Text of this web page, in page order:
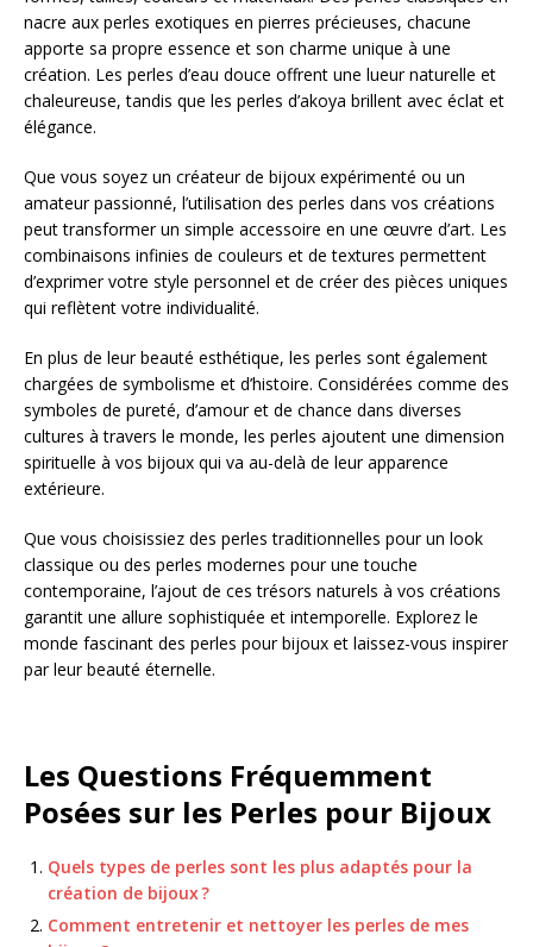
nacre aux perles exotiques en pierres précieuses, chacune
apporte sa propre essence et son charme unique à une
création. Les perles d’eau douce offrent une lueur naturelle et
chaleureuse, tandis que les perles d’akoya brillent avec éclat et
élégance.
Que vous soyez un créateur de bijoux expérimenté ou un
amateur passionné, l’utilisation des perles dans vos créations
peut transformer un simple accessoire en une œuvre d’art. Les
combinaisons infinies de couleurs et de textures permettent
d’exprimer votre style personnel et de créer des pièces uniques
qui reflètent votre individualité.
En plus de leur beauté esthétique, les perles sont également
chargées de symbolisme et d’histoire. Considérées comme des
symboles de pureté, d’amour et de chance dans diverses
cultures à travers le monde, les perles ajoutent une dimension
spirituelle à vos bijoux qui va au-delà de leur apparence
extérieure.
Que vous choisissiez des perles traditionnelles pour un look
classique ou des perles modernes pour une touche
contemporaine, l’ajout de ces trésors naturels à vos créations
garantit une allure sophistiquée et intemporelle. Explorez le
monde fascinant des perles pour bijoux et laissez-vous inspirer
par leur beauté éternelle.
Les Questions Fréquemment
Posées sur les Perles pour Bijoux
Quels types de perles sont les plus adaptés pour la
création de bijoux ?
Comment entretenir et nettoyer les perles de mes